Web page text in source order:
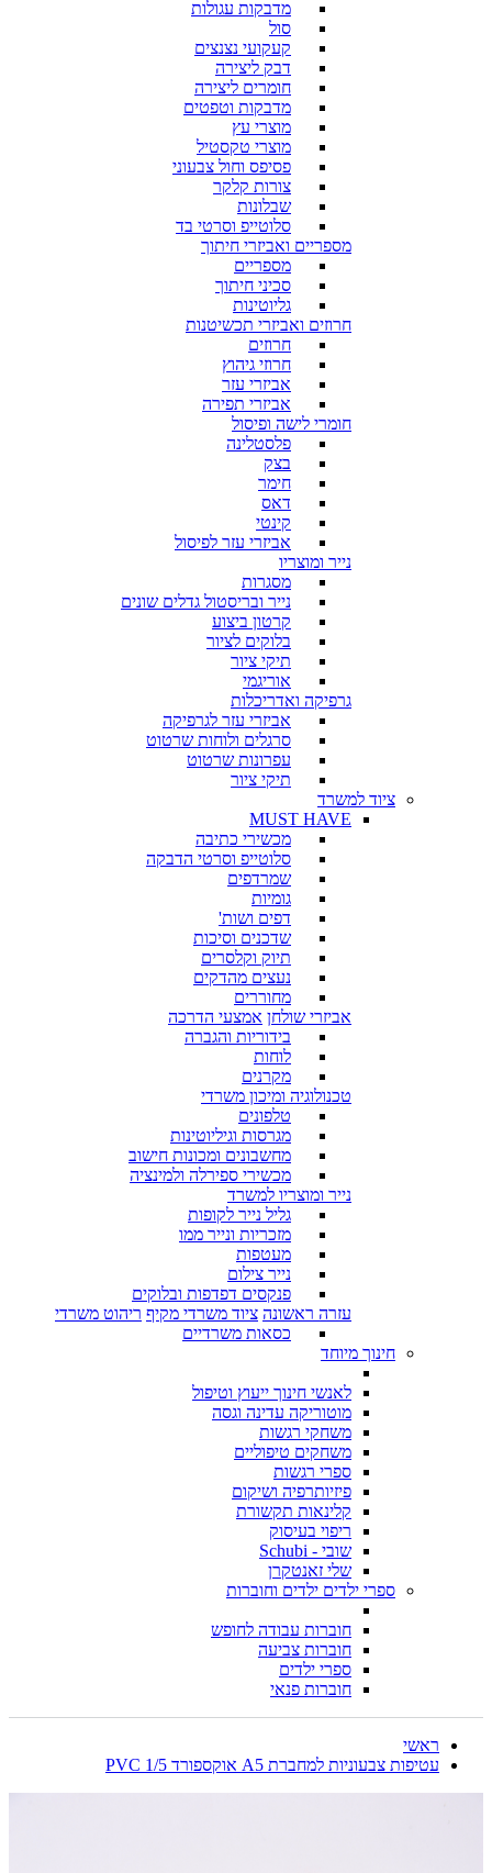
מדבקות עגולות
סול
קעקועי נצנצים
דבק ליצירה
חומרים ליצירה
מדבקות וטפטים
מוצרי עץ
מוצרי טקסטיל
פסיפס וחול צבעוני
צורות קלקר
שבלונות
סלוטייפ וסרטי בד
מספריים ואביזרי חיתוך
מספריים
סכיני חיתוך
גליוטינות
חרוזים ואביזרי תכשיטנות
חרוזים
חרוזי גיהוץ
אביזרי עזר
אביזרי תפירה
חומרי לישה ופיסול
פלסטלינה
בצק
חימר
דאס
קינטי
אביזרי עזר לפיסול
נייר ומוצריו
מסגרות
נייר ובריסטול גדלים שונים
קרטון ביצוע
בלוקים לציור
תיקי ציור
אוריגמי
גרפיקה ואדריכלות
אביזרי עזר לגרפיקה
סרגלים ולוחות שרטוט
עפרונות שרטוט
תיקי ציור
ציוד למשרד
MUST HAVE
מכשירי כתיבה
סלוטייפ וסרטי הדבקה
שמרדפים
גומיות
דפים ושות'
שדכנים וסיכות
תיוק וקלסרים
נעצים מהדקים
מחוררים
אביזרי שולחן אמצעי הדרכה
בידוריות והגברה
לוחות
מקרנים
טכנולוגיה ומיכון משרדי
טלפונים
מגרסות וגיליוטינות
מחשבונים ומכונות חישוב
מכשירי ספירלה ולמינציה
נייר ומוצריו למשרד
גליל נייר לקופות
מזכריות ונייר ממו
מעטפות
נייר צילום
פנקסים דפדפות ובלוקים
עזרה ראשונה ציוד משרדי מקיף ריהוט משרדי
כסאות משרדיים
חינוך מיוחד
לאנשי חינוך ייעוץ וטיפול
מוטוריקה עדינה וגסה
משחקי רגשות
משחקים טיפוליים
ספרי רגשות
פיזיותרפיה ושיקום
קלינאות תקשורת
ריפוי בעיסוק
שובי - Schubi
שלי זאנטקרן
ספרי ילדים ילדים וחוברות
חוברות עבודה לחופש
חוברות צביעה
ספרי ילדים
חוברות פנאי
ראשי
עטיפות צבעוניות למחברת A5 אוקספורד 1/5 PVC